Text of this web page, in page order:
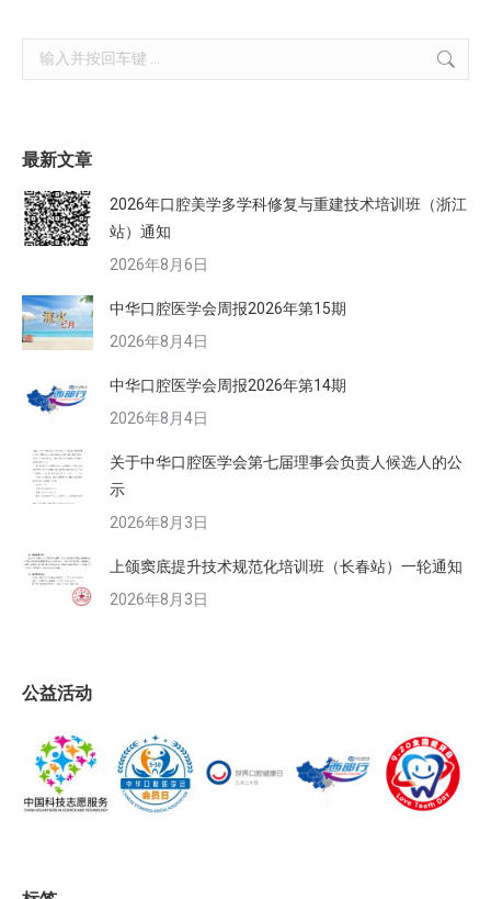
Search:
最新文章
2026年口腔美学多学科修复与重建技术培训班（浙江
站）通知
2026年8月6日
中华口腔医学会周报2026年第15期
2026年8月4日
中华口腔医学会周报2026年第14期
2026年8月4日
关于中华口腔医学会第七届理事会负责人候选人的公
示
2026年8月3日
上颌窦底提升技术规范化培训班（长春站）一轮通知
2026年8月3日
公益活动